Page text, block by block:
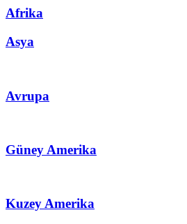
Afrika
Asya
Avrupa
Güney Amerika
Kuzey Amerika